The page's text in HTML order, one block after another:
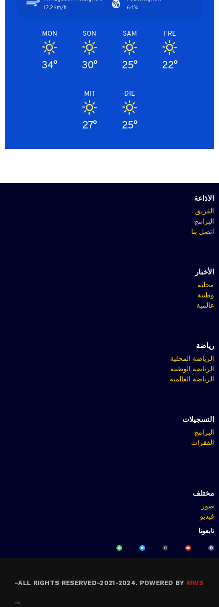
64%
12.2Km/h
FRE
22°
SAM
25°
SON
30°
MON
34°
DIE
25°
MIT
27°
الاذاعة
الفريق
البرامج
اتصل بنا
الأخبار
محلية
وطنية
عالمية
رياضة
الرياضة المحلية
الرياضة الوطنية
الرياضة العالمية
التسجيلات
البرامج
الفقرات
مختلف
صور
فيديو
تابعونا
ALL RIGHTS RESERVED-2021-2024. POWERED BY MWS
-
™